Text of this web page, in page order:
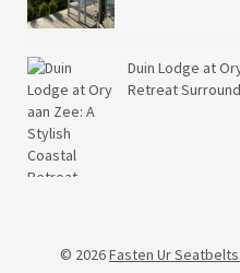
Duin Lodge at
Retreat
© 2026Fasten Ur Seatbelts.